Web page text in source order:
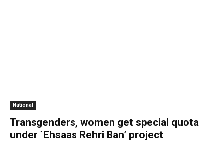
National
Transgenders, women get special quota
under `Ehsaas Rehri Ban’ project